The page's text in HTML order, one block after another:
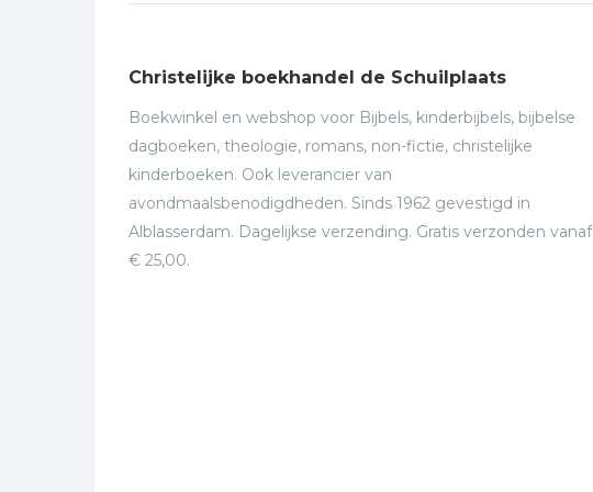
Christelijke boekhandel de Schuilplaats
Boekwinkel en webshop voor Bijbels, kinderbijbels, bijbelse
dagboeken, theologie, romans, non-fictie, christelijke
kinderboeken. Ook leverancier van
avondmaalsbenodigdheden. Sinds 1962 gevestigd in
Alblasserdam. Dagelijkse verzending. Gratis verzonden vanaf
€ 25,00.